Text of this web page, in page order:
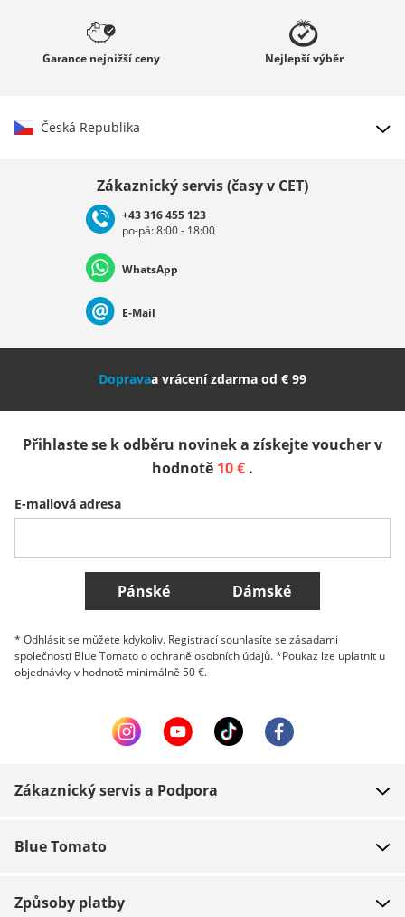
Garance nejnižší ceny Nejlepšívýběr
Česká Republika
Deutschland Österreich
Nederland Italia (Italiano) Italien (Deutsch)
Slovenija
Belgique (Français) Danmark Norge
Všechny země
Zákaznický servis (časy v CET)
+43 316 455 123
po-pá: 8:00 - 18:00
WhatsApp
E-Mail
Dopravaa vrácení zdarma od € 99
Přihlaste se k odběru novinek a získejte voucher v
hodnotě 10 € .
E-mailová adresa
Pánské Dámské
* Odhlásit se můžete kdykoliv. Registrací souhlasíte se zásadami
společnosti Blue Tomato o ochraně osobních údajů. *Poukaz lze uplatnit u
objednávky v hodnotě minimálně 50 €.
Zákaznický servis a Podpora
Platba
Blue Tomato
Způsoby platby